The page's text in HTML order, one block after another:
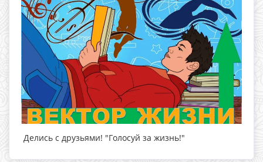
Делись с друзьями! "Голосуй за жизнь!"